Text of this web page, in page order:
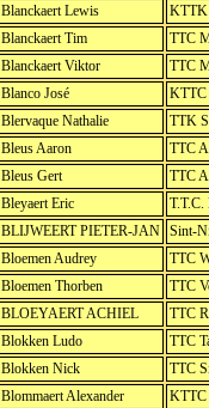
Blanckaert Lewis
Blanckaert Tim
TTC
Blanckaert Viktor
TTC
Blanco José
KTTC
Blervaque Nathalie
TTK
Bleus Aaron
TTC
Bleus Gert
TTC
Bleyaert Eric
BLIJWEERT PIETER-JAN Sint-
Bloemen Audrey
TTC
Bloemen Thorben
TTC
BLOEYAERT ACHIEL
TTC
Blokken Ludo
TTC
Blokken Nick
TTC
Blommaert Alexander
KTTC